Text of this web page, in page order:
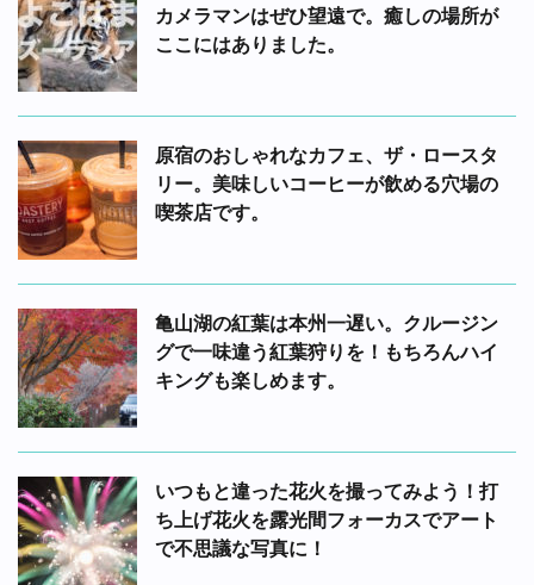
カメラマンはぜひ望遠で。癒しの場所が
ここにはありました。
原宿のおしゃれなカフェ、ザ・ロースタ
リー。美味しいコーヒーが飲める穴場の
喫茶店です。
亀山湖の紅葉は本州一遅い。クルージン
グで一味違う紅葉狩りを！もちろんハイ
キングも楽しめます。
いつもと違った花火を撮ってみよう！打
ち上げ花火を露光間フォーカスでアート
で不思議な写真に！